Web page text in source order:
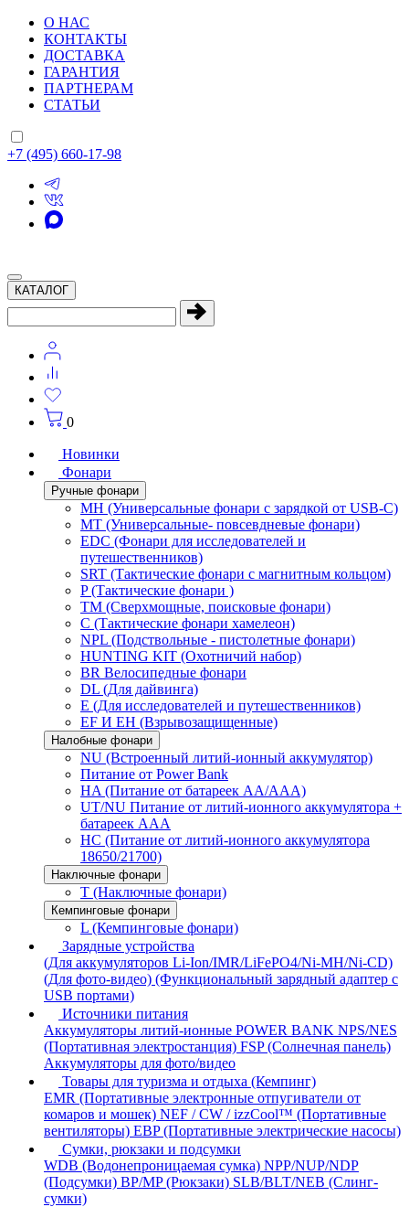
О НАС
КОНТАКТЫ
ДОСТАВКА
ГАРАНТИЯ
ПАРТНЕРАМ
СТАТЬИ
+7 (495) 660-17-98
КАТАЛОГ
0
Новинки
Фонари
Ручные фонари
MH (Универсальные фонари с зарядкой от USB-C)
MT (Универсальные- повсевдневые фонари)
EDC (Фонари для исследователей и
путешественников)
SRT (Тактические фонари с магнитным кольцом)
P (Тактические фонари )
TM (Сверхмощные, поисковые фонари)
C (Тактические фонари хамелеон)
NPL (Подствольные - пистолетные фонари)
HUNTING KIT (Охотничий набор)
BR Велосипедные фонари
DL (Для дайвинга)
E (Для исследователей и путешественников)
EF И EH (Взрывозащищенные)
Налобные фонари
NU (Встроенный литий-ионный аккумулятор)
Питание от Power Bank
HA (Питание от батареек AA/AAA)
UT/NU Питание от литий-ионного аккумулятора +
батареек AAA
HC (Питание от литий-ионного аккумулятора
18650/21700)
Наключные фонари
T (Наключные фонари)
Кемпинговые фонари
L (Кемпинговые фонари)
Зарядные устройства
(Для аккумуляторов Li-Ion/IMR/LiFePO4/Ni-MH/Ni-CD)
(Для фото-видео) (Функциональный зарядный адаптер с
USB портами)
Источники питания
Аккумуляторы литий-ионные POWER BANK NPS/NES
(Портативная электростанция) FSP (Солнечная панель)
Аккумуляторы для фото/видео
Товары для туризма и отдыха (Кемпинг)
EMR (Портативные электронные отпугиватели от
комаров и мошек) NEF / CW / izzCool™ (Портативные
вентиляторы) EBP (Портативные электрические насосы)
Сумки, рюкзаки и подсумки
WDB (Водонепроницаемая сумка) NPP/NUP/NDP
(Подсумки) BP/MP (Рюкзаки) SLB/BLT/NEB (Слинг-
сумки)